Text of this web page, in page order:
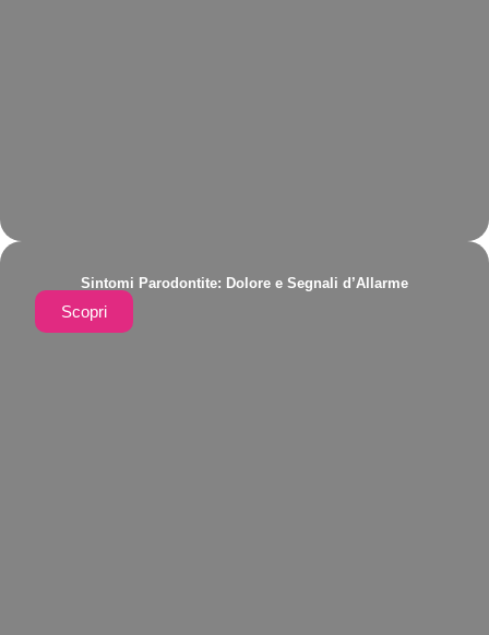
Sintomi Parodontite: Dolore e Segnali d’Allarme
Scopri